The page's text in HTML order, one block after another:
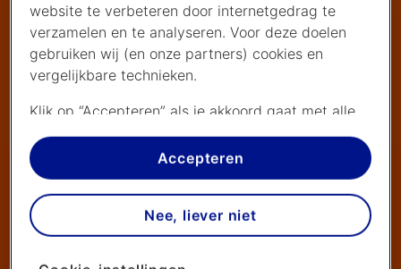
website te verbeteren door internetgedrag te
verzamelen en te analyseren. Voor deze doelen
gebruiken wij (en onze partners) cookies en
vergelijkbare technieken.
Klik op “Accepteren” als je akkoord gaat met alle
cookies. Kies je voor “Nee, liever niet”, dan
plaatsen we alleen strikt noodzakelijke cookies om
de website goed te laten werken. Dat betekent
dat we geen vormen van personalisatie
toepassen.
Accepteren
Nee, liever niet